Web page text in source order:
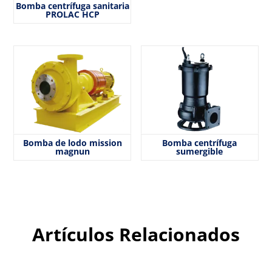
Bomba centrífuga sanitaria
PROLAC HCP
Bomba de lodo mission
magnun
Bomba centrífuga
sumergible
Artículos Relacionados